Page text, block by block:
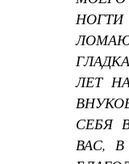
ЛЕТ
СЕБЯ
ВАС,